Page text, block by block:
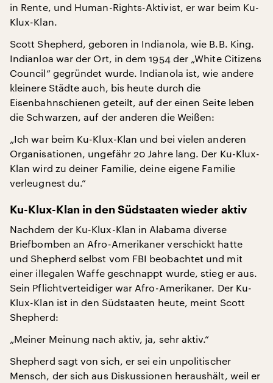
in Rente, und Human-Rights-Aktivist, er war beim Ku-
Klux-Klan.
Scott Shepherd, geboren in Indianola, wie B.B. King.
Indianloa war der Ort, in dem 1954 der „White Citizens
Council“ gegründet wurde. Indianola ist, wie andere
kleinere Städte auch, bis heute durch die
Eisenbahnschienen geteilt, auf der einen Seite leben
die Schwarzen, auf der anderen die Weißen:
„Ich war beim Ku-Klux-Klan und bei vielen anderen
Organisationen, ungefähr 20 Jahre lang. Der Ku-Klux-
Klan wird zu deiner Familie, deine eigene Familie
verleugnest du.“
Ku-Klux-Klan in den Südstaaten wieder aktiv
Nachdem der Ku-Klux-Klan in Alabama diverse
Briefbomben an Afro-Amerikaner verschickt hatte
und Shepherd selbst vom FBI beobachtet und mit
einer illegalen Waffe geschnappt wurde, stieg er aus.
Sein Pflichtverteidiger war Afro-Amerikaner. Der Ku-
Klux-Klan ist in den Südstaaten heute, meint Scott
Shepherd:
„Meiner Meinung nach aktiv, ja, sehr aktiv.“
Shepherd sagt von sich, er sei ein unpolitischer
Mensch, der sich aus Diskussionen heraushält, weil er